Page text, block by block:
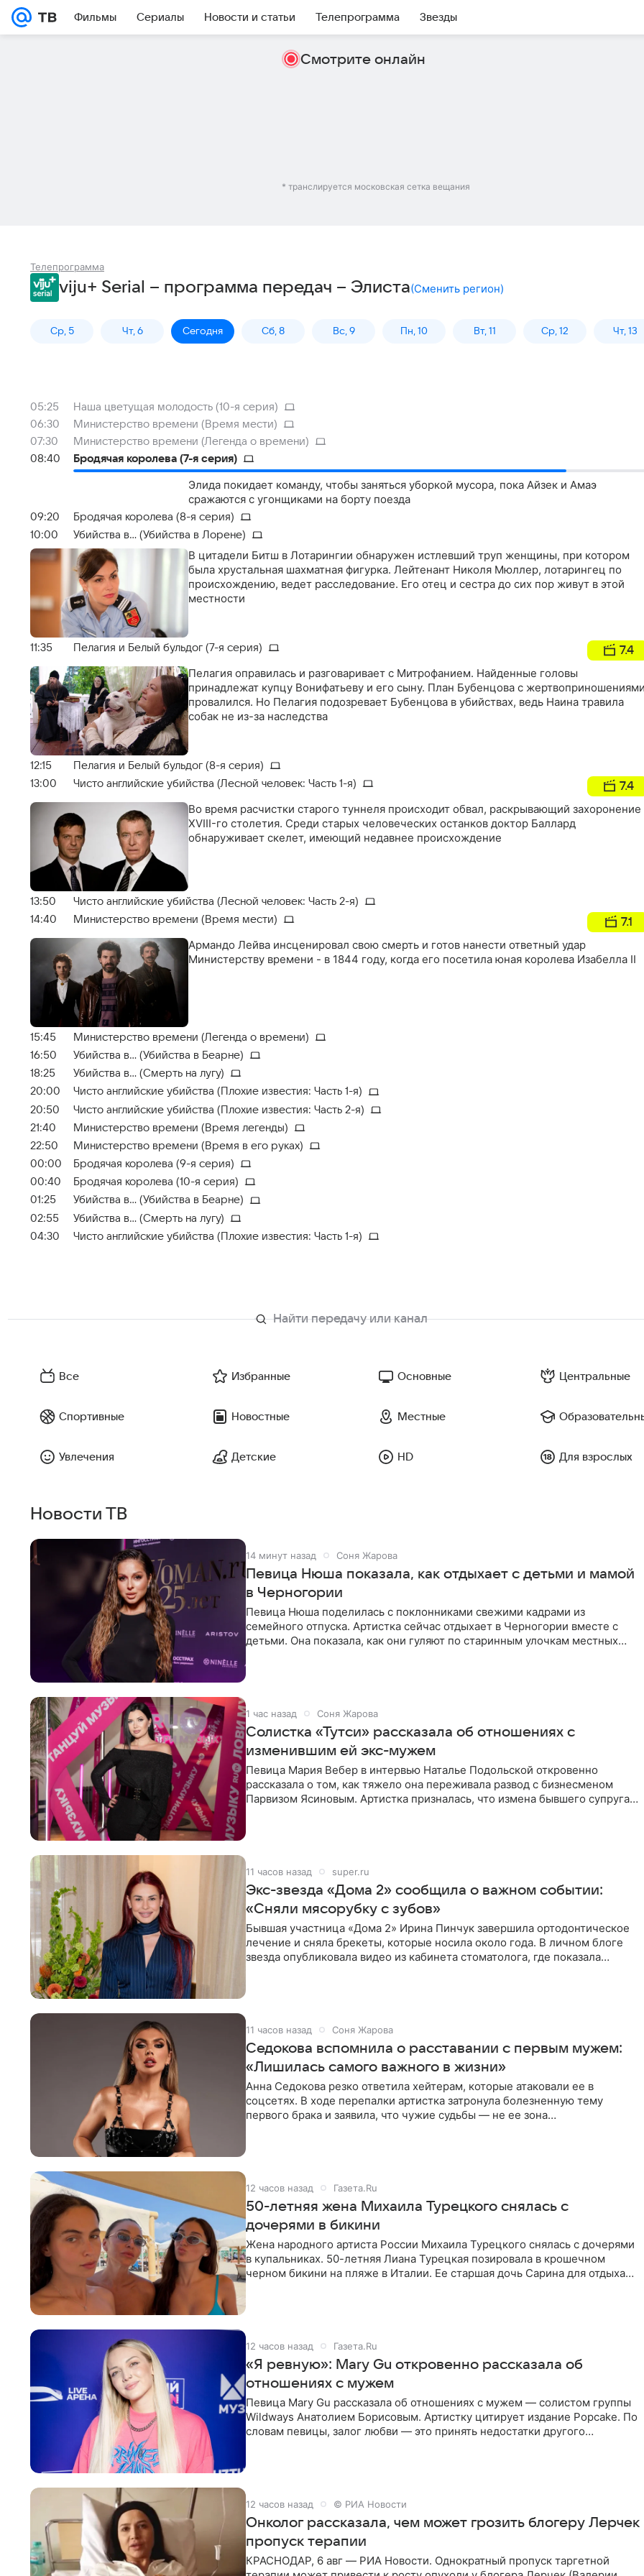
Фильмы Сериалы Новости и статьи Телепрограмма Звезды
Смотрите онлайн
* транслируется московская сетка вещания
Телепрограмма
viju+ Serial – программа передач – Элиста(Сменить регион)
Ср, 5 Чт, 6 Сегодня Сб, 8 Вс, 9 Пн, 10 Вт, 11 Ср, 12 Чт, 13
05:25
Наша цветущая молодость (10-я серия)
06:30
Министерство времени (Время мести)
07:30
Министерство времени (Легенда о времени)
08:40
Бродячая королева (7-я серия)
Элида покидает команду, чтобы заняться уборкой мусора, пока Айзек и Амаэ
сражаются с угонщиками на борту поезда
09:20
Бродячая королева (8-я серия)
10:00
Убийства в... (Убийства в Лорене)
В цитадели Битш в Лотарингии обнаружен истлевший труп женщины, при котором
была хрустальная шахматная фигурка. Лейтенант Николя Мюллер, лотарингец по
происхождению, ведет расследование. Его отец и сестра до сих пор живут в этой
местности
11:35 Пелагия и Белый бульдог (7-я серия) 7.4
Пелагия оправилась и разговаривает с Митрофанием. Найденные головы
принадлежат купцу Вонифатьеву и его сыну. План Бубенцова с
провалился. Но Пелагия подозревает Бубенцова в убийствах, ведь Наина травила
собак не из-за наследства
12:15
Пелагия и Белый бульдог (8-я серия)
13:00
Чисто английские убийства (Лесной человек: Часть 1-я) 7.4
Во время расчистки старого туннеля происходит обвал, раскрывающий захоронение
XVIII-го столетия. Среди старых человеческих останков доктор Баллард
обнаруживает скелет, имеющий недавнее происхождение
13:50
Чисто английские убийства (Лесной человек: Часть 2-я)
14:40
Министерство времени (Время мести) 7.1
Армандо Лейва инсценировал свою смерть и готов нанести ответный удар
Министерству времени - в 1844 году, когда его посетила юная королева Изабелла II
15:45
Министерство времени (Легенда о времени)
16:50
Убийства в... (Убийства в Беарне)
18:25
Убийства в... (Смерть на лугу)
20:00
Чисто английские убийства (Плохие известия: Часть 1-я)
20:50
Чисто английские убийства (Плохие известия: Часть 2-я)
21:40
Министерство времени (Время легенды)
22:50
Министерство времени (Время в его руках)
00:00
Бродячая королева (9-я серия)
00:40
Бродячая королева (10-я серия)
01:25
Убийства в... (Убийства в Беарне)
02:55
Убийства в... (Смерть на лугу)
04:30
Чисто английские убийства (Плохие известия: Часть 1-я)
Все Избранные Основные Центральные
Спортивные Новостные Местные
Увлечения Детские HD Для взрослых
Новости ТВ
14 минут назад Соня Жарова
Певица Нюша показала, как отдыхает с детьми и мамой
в Черногории
Певица Нюша поделилась с поклонниками свежими кадрами из
семейного отпуска. Артистка сейчас отдыхает в Черногории вместе с
детьми. Она показала, как они гуляют по старинным улочкам местных
1 час назад Соня Жарова
Солистка «Тутси» рассказала об отношениях с
изменившим ей экс-мужем
Певица Мария Вебер в интервью Наталье Подольской откровенно
рассказала о том, как тяжело она переживала развод с бизнесменом
Парвизом Ясиновым. Артистка призналась, что измена бывшего супруга
11 часов назад super.ru
Экс-звезда «Дома 2» сообщила о важном событии:
«Сняли мясорубку с зубов»
Бывшая участница «Дома 2» Ирина Пинчук завершила ортодонтическое
лечение и сняла брекеты, которые носила около года. В личном блоге
звезда опубликовала видео из кабинета стоматолога, где показала
11 часов назад Соня Жарова
Седокова вспомнила о расставании с первым мужем:
«Лишилась самого важного в жизни»
Анна Седокова резко ответила хейтерам, которые атаковали ее в
соцсетях. В ходе перепалки артистка затронула болезненную тему
первого брака и заявила, что чужие судьбы — не ее зона
12 часов назад Газета.Ru
50-летняя жена Михаила Турецкого снялась с
дочерями в бикини
Жена народного артиста России Михаила Турецкого снялась с дочерями
в купальниках. 50-летняя Лиана Турецкая позировала в крошечном
черном бикини на пляже в Италии. Ее старшая дочь Сарина для отдыха
12 часов назад Газета.Ru
«Я ревную»: Mary Gu откровенно рассказала об
отношениях с мужем
Певица Mary Gu рассказала об отношениях с мужем — солистом группы
Wildways Анатолием Борисовым. Артистку цитирует издание Popcake. По
словам певицы, залог любви — это принять недостатки другого
12 часов назад © РИА Новости
Онколог рассказала, чем может грозить блогеру Лерчек
пропуск терапии
КРАСНОДАР, 6 авг — РИА Новости. Однократный пропуск таргетной